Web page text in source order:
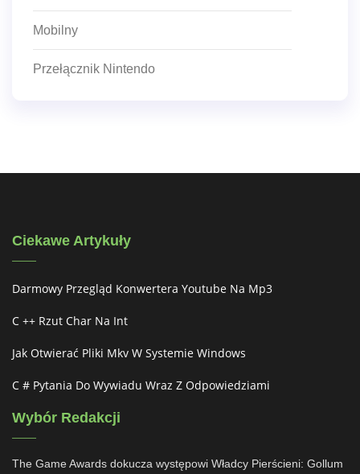
Mobilny
Przełącznik Nintendo
Ciekawe Artykuły
Darmowy Przegląd Konwertera Youtube Na Mp3
C ++ Rzut Char Na Int
Jak Otwierać Pliki Mkv W Systemie Windows
C # Pytania Do Wywiadu Wraz Z Odpowiedziami
Wybór Redakcji
The Game Awards dokucza występowi Władcy Pierścieni: Gollum